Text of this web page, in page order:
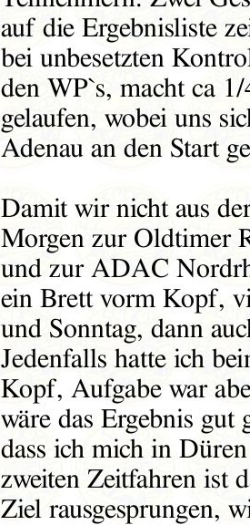
auf die Ergebnisliste
bei unbesetzten
den WP`s, macht ca
gelaufen, wobei uns
Adenau an den Start
Damit wir nicht aus
Morgen zur Oldtimer
und zur ADAC
ein Brett vorm Kopf,
und Sonntag, dann
Jedenfalls hatte ich
Kopf, Aufgabe war
wäre das Ergebnis gut
dass ich mich in
zweiten Zeitfahren ist
Ziel rausgesprungen,